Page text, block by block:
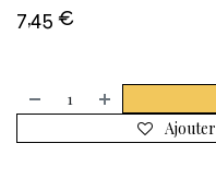
7,45 €
Ajouter